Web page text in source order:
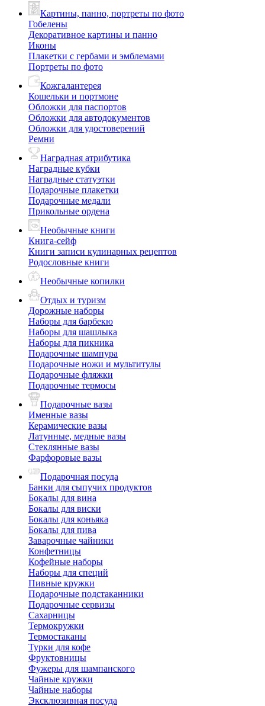
Картины, панно, портреты по фото
Гобелены
Декоративное картины и панно
Иконы
Плакетки с гербами и эмблемами
Портреты по фото
Кожгалантерея
Кошельки и портмоне
Обложки для паспортов
Обложки для автодокументов
Обложки для удостоверений
Ремни
Наградная атрибутика
Наградные кубки
Наградные статуэтки
Подарочные плакетки
Подарочные медали
Прикольные ордена
Необычные книги
Книга-сейф
Книги записи кулинарных рецептов
Родословные книги
Необычные копилки
Отдых и туризм
Дорожные наборы
Наборы для барбекю
Наборы для шашлыка
Наборы для пикника
Подарочные шампура
Подарочные ножи и мультитулы
Подарочные фляжки
Подарочные термосы
Подарочные вазы
Именные вазы
Керамические вазы
Латунные, медные вазы
Стеклянные вазы
Фарфоровые вазы
Подарочная посуда
Банки для сыпучих продуктов
Бокалы для вина
Бокалы для виски
Бокалы для коньяка
Бокалы для пива
Заварочные чайники
Конфетницы
Кофейные наборы
Наборы для специй
Пивные кружки
Подарочные подстаканники
Подарочные сервизы
Сахарницы
Термокружки
Термостаканы
Турки для кофе
Фруктовницы
Фужеры для шампанского
Чайные кружки
Чайные наборы
Эксклюзивная посуда